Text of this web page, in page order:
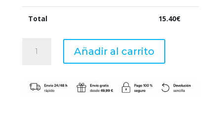
Total 15.40€
200ml
Añadir al carrito